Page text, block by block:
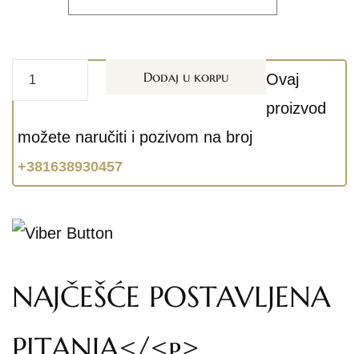
Dodaj u korpu
Ovaj
proizvod
možete naručiti i pozivom na broj
+381638930457
NAJČEŠĆE POSTAVLJENA